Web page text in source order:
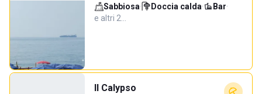
Sabbiosa· Doccia calda· Bar·
e altri 2…
Il Calypso